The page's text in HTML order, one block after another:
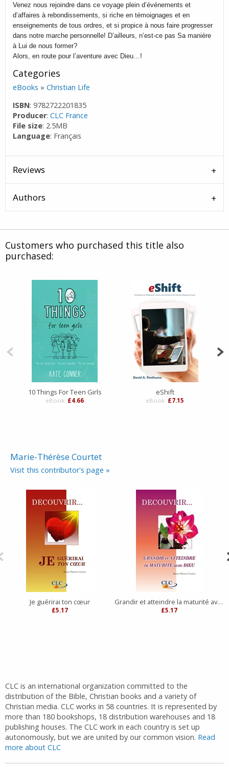
Venez nous rejoindre dans ce voyage plein d’événements et
d’affaires à rebondissements, si riche en témoignages et en
enseignements de tous ordres, et si propice à nous faire progresser
dans notre marche personnelle! D’ailleurs, n’est-ce pas Sa manière
à Lui de nous former?
Alors, en route pour l’aventure avec Dieu…!
Categories
eBooks »Christian Life
ISBN: 9782722201835
Producer:CLC France
File size: 2.5MB
Language: Français
Reviews
Authors
Customers who purchased this title also
purchased:
10 Things For Teen Girls
eBook: £4.66
eShift
eBook: £7.15
Marie-Thérèse Courtet
Visit this contributor's page »
Je guérirai ton cœur
£5.17
Grandir et atteindre la maturité avec Dieu
£5.17
CLC is an international organization committed to the
distribution of the Bible, Christian books and a variety of
Christian media. CLC works in 58 countries. It is represented by
more than 180 bookshops, 18 distribution warehouses and 18
publishing houses. The CLC work in each country is set up
autonomously, but we are united by our common vision. Read
more about CLC